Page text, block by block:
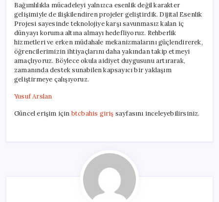
Bağımlılıkla mücadeleyi yalnızca esenlik değil karakter
gelişimiyle de ilişkilendiren projeler geliştirdik. Dijital Esenlik
Projesi sayesinde teknolojiye karşı savunmasız kalan iç
dünyayı koruma altına almayı hedefliyoruz. Rehberlik
hizmetleri ve erken müdahale mekanizmalarını güçlendirerek,
öğrencilerimizin ihtiyaçlarını daha yakından takip etmeyi
amaçlıyoruz. Böylece okula aidiyet duygusunu artırarak,
zamanında destek sunabilen kapsayıcı bir yaklaşım
geliştirmeye çalışıyoruz.
Yusuf Arslan
Güncel erişim için btcbahis giriş sayfasını inceleyebilirsiniz.